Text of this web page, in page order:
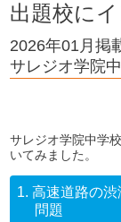
出題校に
2026年01月掲
サレジオ学院
サレジオ学院中学
いてみました。
1. 高速道路の
問題